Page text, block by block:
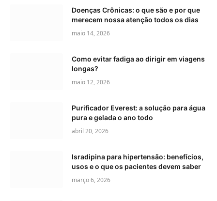
Doenças Crônicas: o que são e por que
merecem nossa atenção todos os dias
maio 14, 2026
Como evitar fadiga ao dirigir em viagens
longas?
maio 12, 2026
Purificador Everest: a solução para água
pura e gelada o ano todo
abril 20, 2026
Isradipina para hipertensão: benefícios,
usos e o que os pacientes devem saber
março 6, 2026